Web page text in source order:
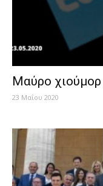
Μαύρο
23 Μαΐου 2020